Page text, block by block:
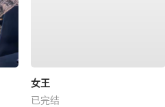
女王
已完结